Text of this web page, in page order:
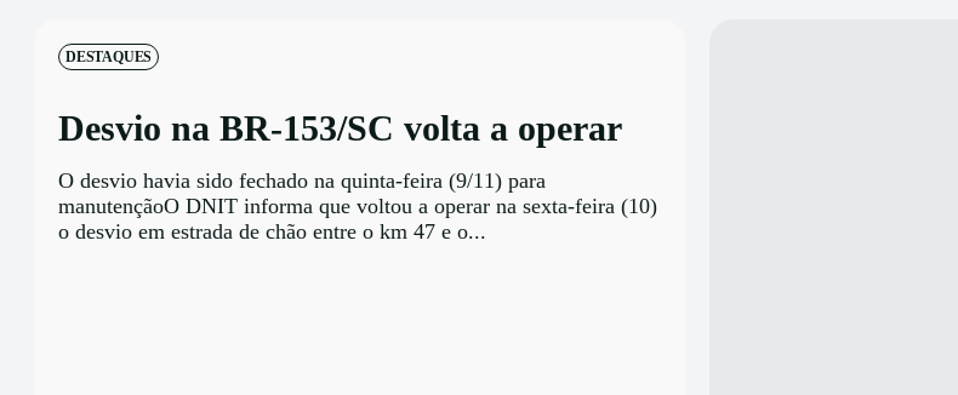
DESTAQUES
Desvio na BR-153/SC volta a operar
O desvio havia sido fechado na quinta-feira (9/11) para
manutençãoO DNIT informa que voltou a operar na sexta-feira (10)
o desvio em estrada de chão entre o km 47 e o...